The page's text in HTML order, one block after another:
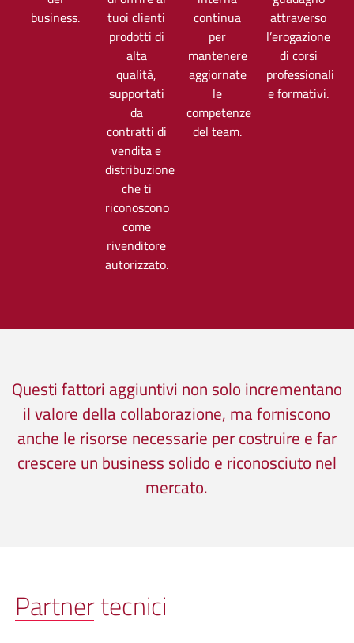
business.
tuoi clienti
prodotti di
alta
qualità,
supportati
da
contratti di
vendita e
distribuzione
che ti
riconoscono
come
rivenditore
autorizzato.
continua
per
mantenere
aggiornate
le
competenze
del team.
attraverso
l’erogazione
di corsi
professionali
e formativi.
Questi fattori aggiuntivi non solo incrementano
il valore della collaborazione, ma forniscono
anche le risorse necessarie per costruire e far
crescere un business solido e riconosciuto nel
mercato.
Partner tecnici